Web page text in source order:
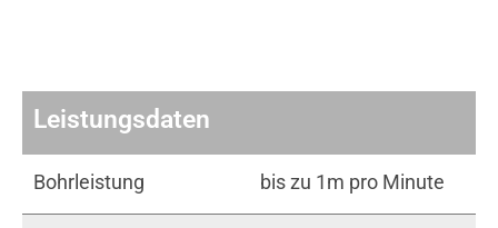
Leistungsdaten
Bohrleistung bis zu 1m pro Minute